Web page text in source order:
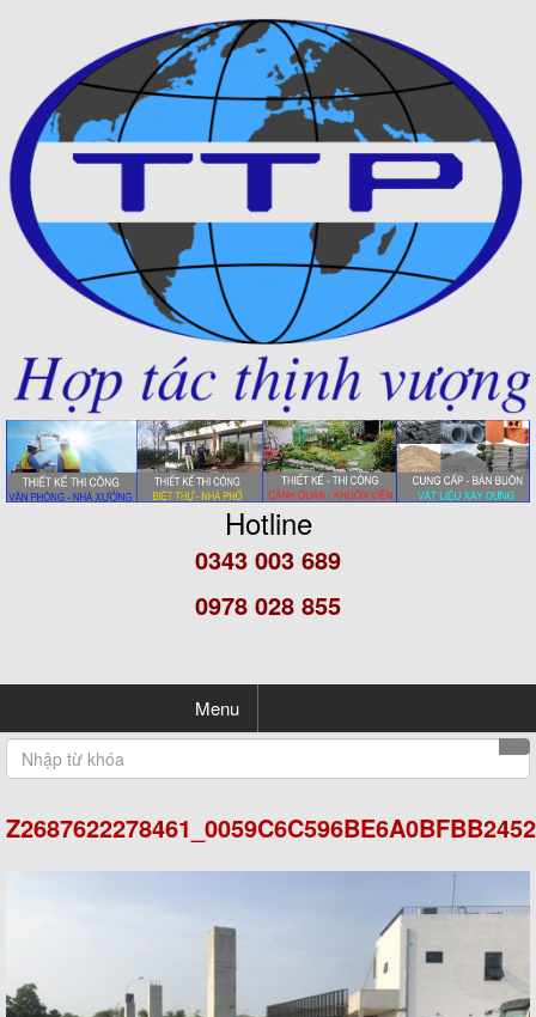
Hotline
0343 003 689
0978 028 855
Menu